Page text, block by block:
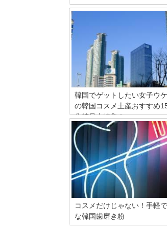
美容に敏感な韓国では、化粧水
など、常に新しいものが誕生し
す。そんな韓国のマッサージは
学を取り入れたり、使用するオ
だわったりと凄まじいスピード
ているんです！今回はそんな韓
非おススメしたいマッサージ屋
選してご紹介しましょう！
韓国でゲットしたい女子ウ
の韓国コスメ土産おすすめ
化粧品大特集！
日本からもアクセス抜群で大人
国！何度も足を運んでいて、お
ンネリ気味という人も多いので
しょうか。ここでは、美容大国
ったときにゲットしたいおすすめ
メのお土産をご紹介します。韓国
女性からも喜ばれること間違いな
よ！
コスメだけじゃない！手軽
な韓国歯磨き粉